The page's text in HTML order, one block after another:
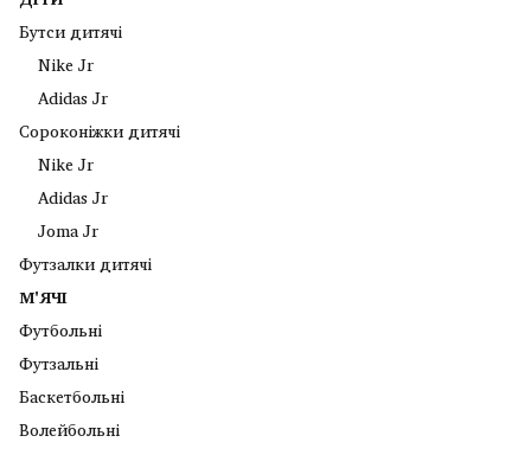
Бутси дитячі
Nike Jr
Adidas Jr
Сороконіжки дитячі
Nike Jr
Adidas Jr
Joma Jr
Футзалки дитячі
М'ЯЧІ
Футбольні
Футзальні
Баскетбольні
Волейбольні